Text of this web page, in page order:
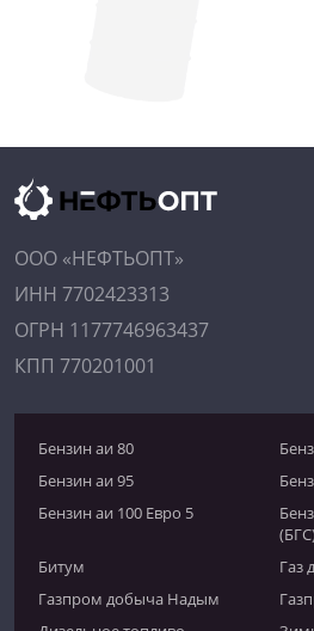
ООО «НЕФТЬОПТ»
ИНН 7702423313
ОГРН 1177746963437
КПП 770201001
Бензин аи 80
Бензин аи 95
Бензин аи 100 Евро 5
Битум
Газ
Газпром добыча Надым